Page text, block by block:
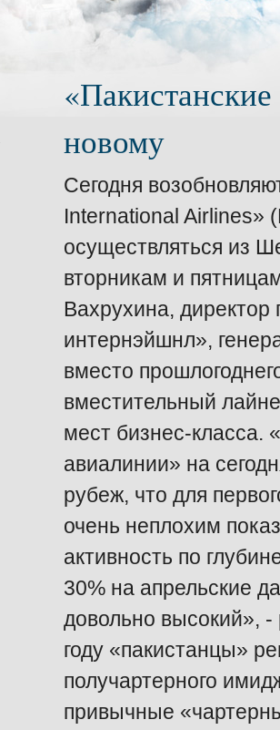
новому
Сегодня
International Airlines»
осуществляться из
вторникам и
Вахрухина, директор
интернэйшнл»,
вместо
вместительный
мест бизнес-класса.
авиалинии» на
рубеж, что для
очень неплохим
активность по
30% на апрельские
довольно высокий»,
году «пакистанцы»
получартерного
привычные